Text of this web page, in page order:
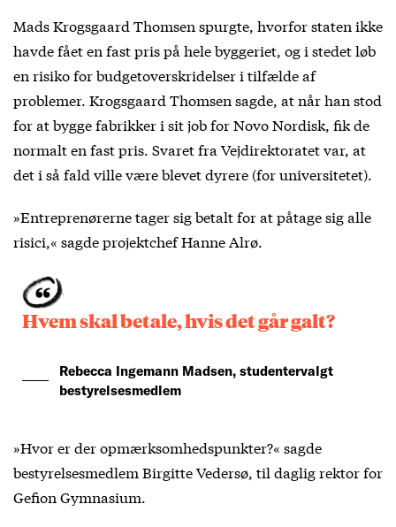
Mads Krogsgaard Thomsen spurgte, hvorfor staten ikke
havde fået en fast pris på hele byggeriet, og i stedet løb
en risiko for budgetoverskridelser i tilfælde af
problemer. Krogsgaard Thomsen sagde, at når han stod
for at bygge fabrikker i sit job for Novo Nordisk, fik de
normalt en fast pris. Svaret fra Vejdirektoratet var, at
det i så fald ville være blevet dyrere (for universitetet).
»Entreprenørerne tager sig betalt for at påtage sig alle
risici,« sagde projektchef Hanne Alrø.
Hvem skal betale, hvis det går galt?
Rebecca Ingemann Madsen, studentervalgt
bestyrelsesmedlem
»Hvor er der opmærksomhedspunkter?« sagde
bestyrelsesmedlem Birgitte Vedersø, til daglig rektor for
Gefion Gymnasium.